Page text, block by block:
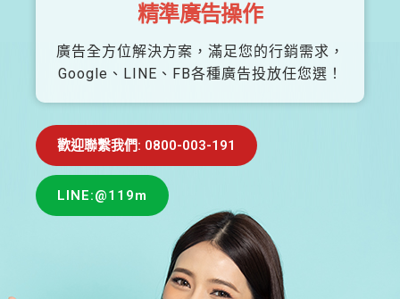
精準廣告操作
廣告全方位解決方案，滿足您的行銷需求，
Google、LINE、FB各種廣告投放任您選！
歡迎聯繫我們: 0800-003-191
LINE:@119m